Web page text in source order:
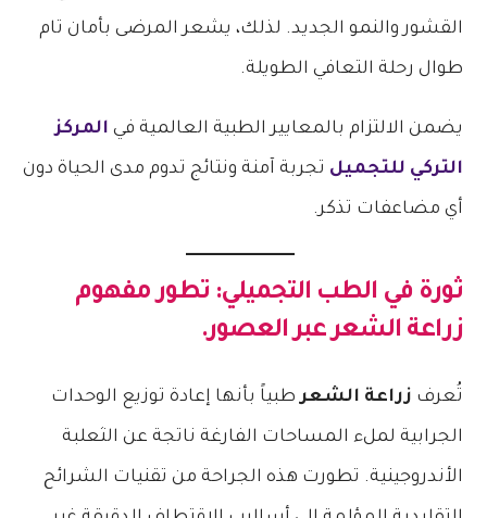
القشور والنمو الجديد. لذلك، يشعر المرضى بأمان تام
طوال رحلة التعافي الطويلة.
يضمن الالتزام بالمعايير الطبية العالمية في المركز
التركي للتجميل تجربة آمنة ونتائج تدوم مدى الحياة دون
أي مضاعفات تذكر.
ثورة في الطب التجميلي: تطور مفهوم
زراعة الشعر عبر العصور.
تُعرف زراعة الشعرطبياً بأنها إعادة توزيع الوحدات
الجرابية لملء المساحات الفارغة ناتجة عن الثعلبة
الأندروجينية. تطورت هذه الجراحة من تقنيات الشرائح